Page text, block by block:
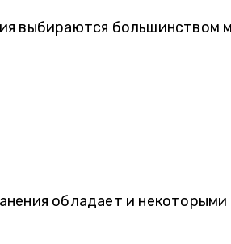
выбираются большинством
обладает и